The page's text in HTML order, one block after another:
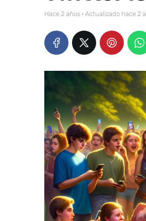
hace 2 años · Actualizado hace 2